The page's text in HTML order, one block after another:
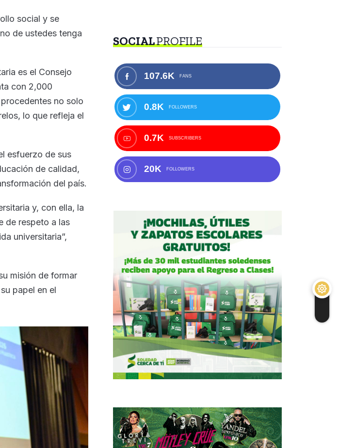
social y se
de ustedes tenga
es el Consejo
con 2,000
no solo
lo que refleja el
esfuerzo de sus
de calidad,
del país.
y, con ella, la
de respeto a las
universitaria”,
misión de formar
papel en el
SOCIALPROFILE
107.6K FANS
0.8K FOLLOWERS
0.7K SUBSCRIBERS
20K FOLLOWERS